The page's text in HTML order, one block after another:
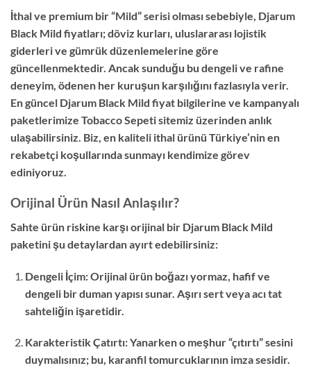
İthal ve premium bir “Mild” serisi olması sebebiyle, Djarum
Black Mild fiyatları; döviz kurları, uluslararası lojistik
giderleri ve gümrük düzenlemelerine göre
güncellenmektedir. Ancak sunduğu bu dengeli ve rafine
deneyim, ödenen her kuruşun karşılığını fazlasıyla verir.
En güncel Djarum Black Mild fiyat bilgilerine ve kampanyalı
paketlerimize Tobacco Sepeti sitemiz üzerinden anlık
ulaşabilirsiniz. Biz, en kaliteli ithal ürünü Türkiye’nin en
rekabetçi koşullarında sunmayı kendimize görev
ediniyoruz.
Orijinal Ürün Nasıl Anlaşılır?
Sahte ürün riskine karşı orijinal bir Djarum Black Mild
paketini şu detaylardan ayırt edebilirsiniz:
Dengeli İçim: Orijinal ürün boğazı yormaz, hafif ve
dengeli bir duman yapısı sunar. Aşırı sert veya acı tat
sahteliğin işaretidir.
Karakteristik Çatırtı: Yanarken o meşhur “çıtırtı” sesini
duymalısınız; bu, karanfil tomurcuklarının imza sesidir.